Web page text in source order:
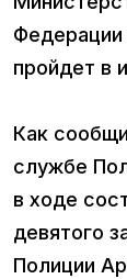
Федерации
пройдет в
Как
службе
в ходе
девятого
Полиции